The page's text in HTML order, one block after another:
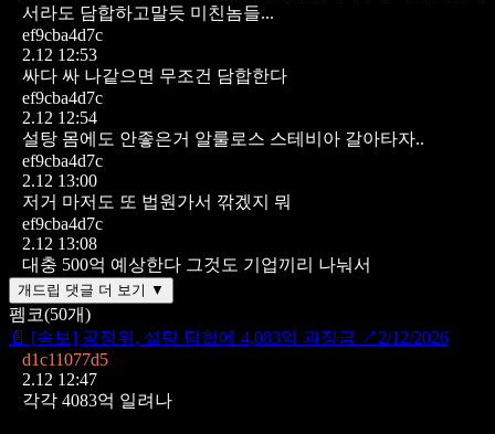
서라도 담합하고말듯 미친놈들...
ef9cba4d7c
2.12 12:53
싸다 싸 나같으면 무조건 담합한다
ef9cba4d7c
2.12 12:54
설탕 몸에도 안좋은거 알룰로스 스테비아 갈아타자..
ef9cba4d7c
2.12 13:00
저거 마저도 또 법원가서 깎겠지 뭐
ef9cba4d7c
2.12 13:08
대충 500억 예상한다 그것도 기업끼리 나눠서
개드립 댓글 더 보기 ▼
펨코(50개)
📄 [속보] 공정위, 설탕 담합에 4,083억 과징금 ↗ 2/12/2026
d1c11077d5
2.12 12:47
각각 4083억 일려나